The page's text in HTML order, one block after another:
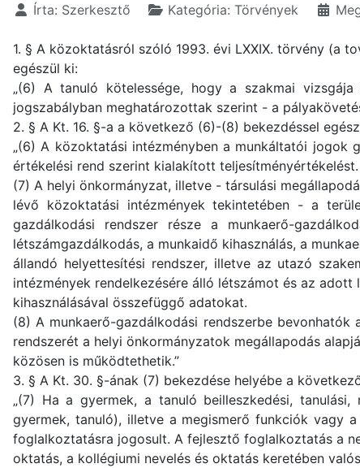
Írta: Szerkesztő Kategória: Törvények
1. § A közoktatásról szóló 1993. évi LXXIX. törvény (a
egészül ki:
„(6) A tanuló kötelessége, hogy a szakmai
jogszabályban meghatározottak szerint - a
2. § A Kt. 16. §-a a következő (6)-(8) bekezdéssel
„(6) A közoktatási intézményben a munkáltatói jogok
értékelési rend szerint kialakított teljesítményértékelést.
(7) A helyi önkormányzat, illetve - társulási
lévő közoktatási intézmények tekintetében - a
gazdálkodási rendszer része a munkaerő-
létszámgazdálkodás, a munkaidő kihasználás, a
állandó helyettesítési rendszer, illetve az utazó
intézmények rendelkezésére álló létszámot és az adott
kihasználásával összefüggő adatokat.
(8) A munkaerő-gazdálkodási rendszerbe
rendszerét a helyi önkormányzatok megállapodás
közösen is működtethetik.”
3. § A Kt. 30. §-ának (7) bekezdése helyébe a
„(7) Ha a gyermek, a tanuló beilleszkedési,
gyermek, tanuló), illetve a megismerő funkciók vagy
foglalkoztatásra jogosult. A fejlesztő foglalkoztatás a
oktatás, a kollégiumi nevelés és oktatás keretében